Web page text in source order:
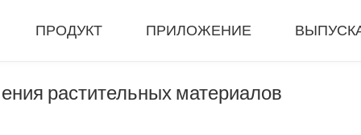
ПРОДУКТ
Машина Уплотнитель И Гранулятор
ПРИЛОЖЕНИЕ
растительных материалов